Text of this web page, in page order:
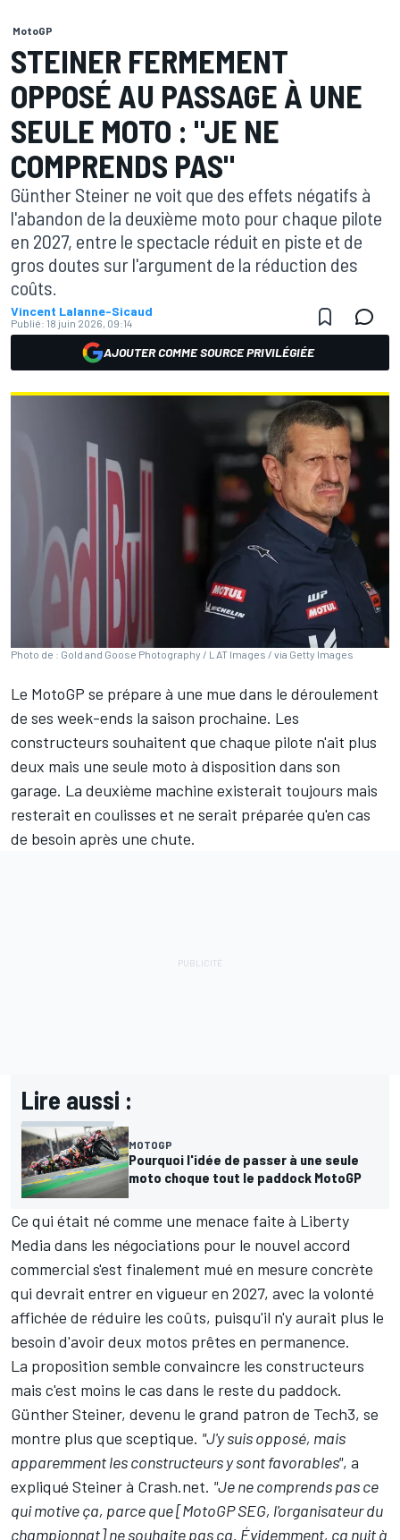
MotoGP
STEINER FERMEMENT
OPPOSÉ AU PASSAGE À UNE
SEULE MOTO : "JE NE
COMPRENDS PAS"
Günther Steiner ne voit que des effets négatifs à
l'abandon de la deuxième moto pour chaque pilote
en 2027, entre le spectacle réduit en piste et de
gros doutes sur l'argument de la réduction des
coûts.
Vincent Lalanne-Sicaud
Publié: 18 juin 2026, 09:14
AJOUTER COMME SOURCE PRIVILÉGIÉE
Photo de : Gold and Goose Photography / LAT Images / via Getty Images
Le MotoGP se prépare à une mue dans le déroulement
de ses week-ends la saison prochaine. Les
constructeurs souhaitent que chaque pilote n'ait plus
deux mais une seule moto à disposition dans son
garage. La deuxième machine existerait toujours mais
resterait en coulisses et ne serait préparée qu'en cas
de besoin après une chute.
Lire aussi :
MOTOGP
Pourquoi l'idée de passer à une seule
moto choque tout le paddock MotoGP
Ce qui était né comme une menace faite à Liberty
Media dans les négociations pour le nouvel accord
commercial s'est finalement mué en mesure concrète
qui devrait entrer en vigueur en 2027, avec la volonté
affichée de réduire les coûts, puisqu'il n'y aurait plus le
besoin d'avoir deux motos prêtes en permanence.
La proposition semble convaincre les constructeurs
mais c'est moins le cas dans le reste du paddock.
Günther Steiner, devenu le grand patron de Tech3, se
montre plus que sceptique. "J'y suis opposé, mais
apparemment les constructeurs y sont favorables", a
expliqué Steinerà Crash.net. "Je ne comprends pas ce
qui motive ça, parce que [MotoGP SEG, l'organisateur du
championnat] ne souhaite pas ça. Évidemment, ça nuit à